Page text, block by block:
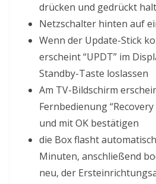
drücken und gedrückt
Netzschalter hinten auf
Wenn der Update-Stick
erscheint “UPDT” im
Standby-Taste loslassen
Am TV-Bildschirm
Fernbedienung
und mit OK bestätigen
die Box flasht
Minuten, anschließend
neu, der